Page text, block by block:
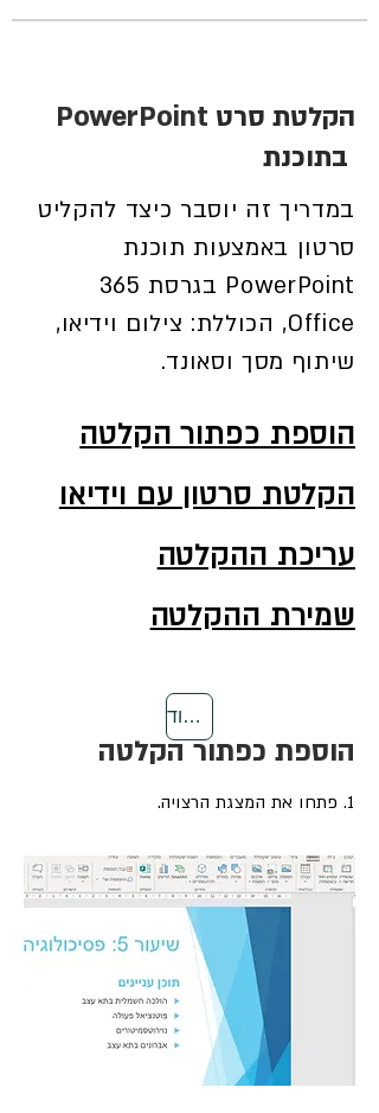
PowerPoint הקלטת סרט
במדריך זה יוסבר כיצד להקליט
סרטון באמצעות תוכנת
PowerPoint בגרסת 365
Office, הכוללת: צילום וידיאו,
שיתוף מסך וסאונד.
הוספת כפתור הקלטה
הקלטת סרטון עם וידיאו
עריכת ההקלטה
שמירת ההקלטה
1. פתחו את המצגת הרצויה.
הוספת כפתור הקלטה
חזרה לראש העמוד